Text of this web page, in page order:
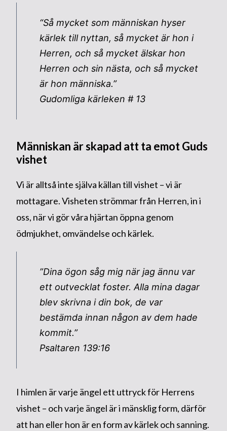
“Så mycket som människan hyser
kärlek till nyttan, så mycket är hon i
Herren, och så mycket älskar hon
Herren och sin nästa, och så mycket
är hon människa.”
Gudomliga kärleken # 13
Människan är skapad att ta emot Guds
vishet
Vi är alltså inte själva källan till vishet – vi är
mottagare. Visheten strömmar från Herren, in i
oss, när vi gör våra hjärtan öppna genom
ödmjukhet, omvändelse och kärlek.
”Dina ögon såg mig när jag ännu var
ett outvecklat foster. Alla mina dagar
blev skrivna i din bok, de var
bestämda innan någon av dem hade
kommit.”
Psaltaren 139:16
I himlen är varje ängel ett uttryck för Herrens
vishet – och varje ängel är i mänsklig form, därför
att han eller hon är en form av kärlek och sanning.